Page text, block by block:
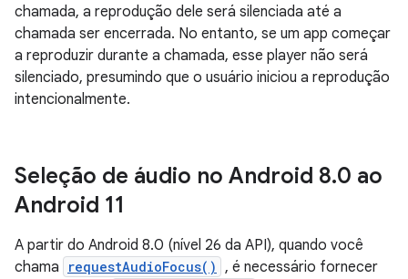
chamada, a reprodução dele será silenciada até a
chamada ser encerrada. No entanto, se um app começar
a reproduzir durante a chamada, esse player não será
silenciado, presumindo que o usuário iniciou a reprodução
intencionalmente.
Seleção de áudio no Android 8.0 ao
Android 11
A partir do Android 8.0 (nível 26 da API), quando você
chama
requestAudioFocus() , é necessário fornecer